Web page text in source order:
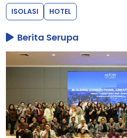
ISOLASI HOTEL
Berita Serupa